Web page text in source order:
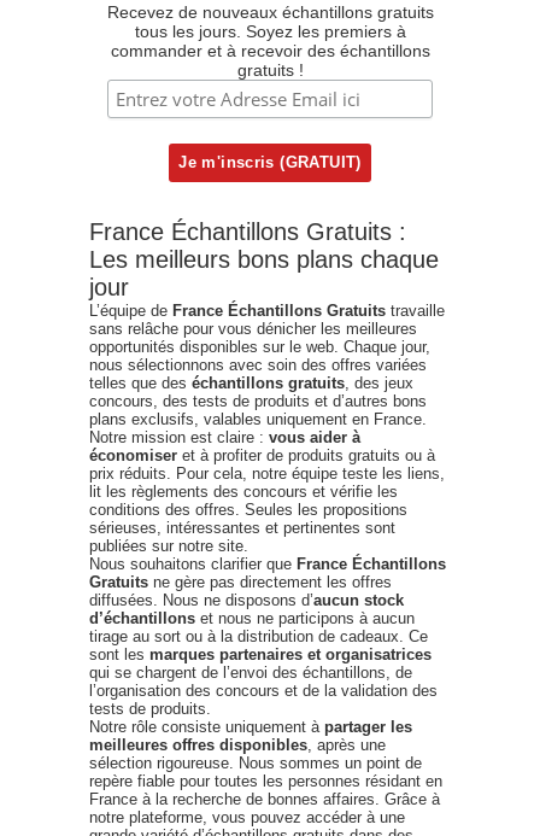
Recevez de nouveaux échantillons gratuits
tous les jours. Soyez les premiers à
commander et à recevoir des échantillons
gratuits !
France Échantillons Gratuits :
Les meilleurs bons plans chaque
jour
L’équipe de France Échantillons Gratuits travaille
sans relâche pour vous dénicher les meilleures
opportunités disponibles sur le web. Chaque jour,
nous sélectionnons avec soin des offres variées
telles que des échantillons gratuits , des jeux
concours, des tests de produits et d’autres bons
plans exclusifs, valables uniquement en France.
Notre mission est claire : vous aider à
économiser et à profiter de produits gratuits ou à
prix réduits. Pour cela, notre équipe teste les liens,
lit les règlements des concours et vérifie les
conditions des offres. Seules les propositions
sérieuses, intéressantes et pertinentes sont
publiées sur notre site.
Nous souhaitons clarifier que France Échantillons
Gratuits ne gère pas directement les offres
diffusées. Nous ne disposons d’aucun stock
d’échantillons et nous ne participons à aucun
tirage au sort ou à la distribution de cadeaux. Ce
sont les marques partenaires et organisatrices
qui se chargent de l’envoi des échantillons, de
l’organisation des concours et de la validation des
tests de produits.
Notre rôle consiste uniquement à partager les
meilleures offres disponibles , après une
sélection rigoureuse. Nous sommes un point de
repère fiable pour toutes les personnes résidant en
France à la recherche de bonnes affaires. Grâce à
notre plateforme, vous pouvez accéder à une